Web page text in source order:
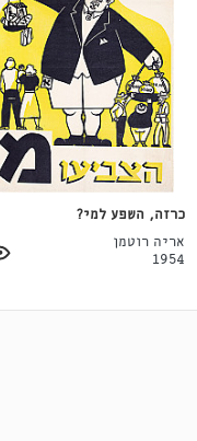
כרזה, השפע למי?
אריה רוטמן
1954